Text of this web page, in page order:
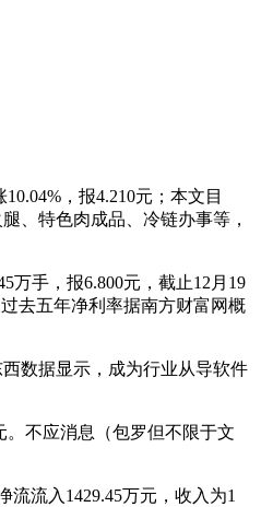
，报4.210元；本文目
、特色肉成品、冷链办事等，
万手，报6.800元，截止12月19
去五年净利率据南方财富网概
数据显示，成为行业从导软件
不应消息（包罗但不限于文
流入1429.45万元，收入为1